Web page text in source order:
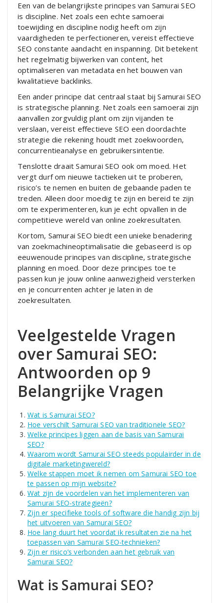
Een van de belangrijkste principes van Samurai SEO
is discipline. Net zoals een echte samoerai
toewijding en discipline nodig heeft om zijn
vaardigheden te perfectioneren, vereist effectieve
SEO constante aandacht en inspanning. Dit betekent
het regelmatig bijwerken van content, het
optimaliseren van metadata en het bouwen van
kwalitatieve backlinks.
Een ander principe dat centraal staat bij Samurai SEO
is strategische planning. Net zoals een samoerai zijn
aanvallen zorgvuldig plant om zijn vijanden te
verslaan, vereist effectieve SEO een doordachte
strategie die rekening houdt met zoekwoorden,
concurrentieanalyse en gebruikersintentie.
Tenslotte draait Samurai SEO ook om moed. Het
vergt durf om nieuwe tactieken uit te proberen,
risico’s te nemen en buiten de gebaande paden te
treden. Alleen door moedig te zijn en bereid te zijn
om te experimenteren, kun je echt opvallen in de
competitieve wereld van online zoekresultaten.
Kortom, Samurai SEO biedt een unieke benadering
van zoekmachineoptimalisatie die gebaseerd is op
eeuwenoude principes van discipline, strategische
planning en moed. Door deze principes toe te
passen kun je jouw online aanwezigheid versterken
en je concurrenten achter je laten in de
zoekresultaten.
Veelgestelde Vragen
over Samurai SEO:
Antwoorden op 9
Belangrijke Vragen
Wat is Samurai SEO?
Hoe verschilt Samurai SEO van traditionele SEO?
Welke principes liggen aan de basis van Samurai
SEO?
Waarom wordt Samurai SEO steeds populairder in de
digitale marketingwereld?
Welke stappen moet ik nemen om Samurai SEO toe
te passen op mijn website?
Wat zijn de voordelen van het implementeren van
Samurai SEO-strategieën?
Zijn er specifieke tools of software die handig zijn bij
het uitvoeren van Samurai SEO?
Hoe lang duurt het voordat ik resultaten zie na het
toepassen van Samurai SEO-technieken?
Zijn er risico’s verbonden aan het gebruik van
Samurai SEO?
Wat is Samurai SEO?